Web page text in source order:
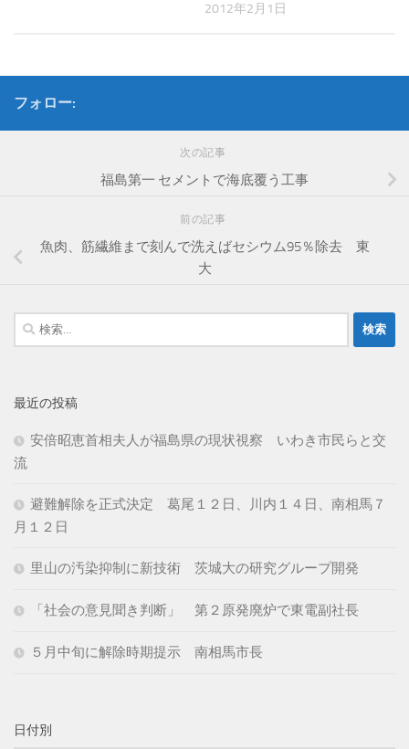
2012年2月1日
フォロー:
次の記事
福島第一 セメントで海底覆う工事
前の記事
魚肉、筋繊維まで刻んで洗えばセシウム95％除去 東
大
検
索:
最近の投稿
安倍昭恵首相夫人が福島県の現状視察 いわき市民らと交
流
避難解除を正式決定 葛尾１２日、川内１４日、南相馬７
月１２日
里山の汚染抑制に新技術 茨城大の研究グループ開発
「社会の意見聞き判断」 第２原発廃炉で東電副社長
５月中旬に解除時期提示 南相馬市長
日付別